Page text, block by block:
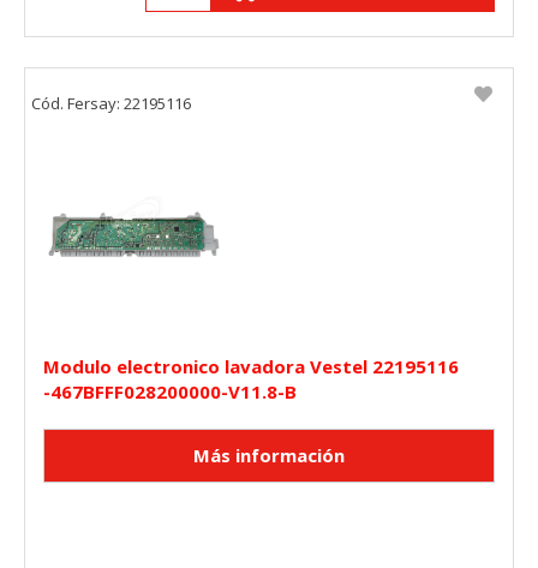
Modulo electronico lavadora Vestel 22195116
-467BFFF028200000-V11.8-B
Cód. Fersay: 22195116